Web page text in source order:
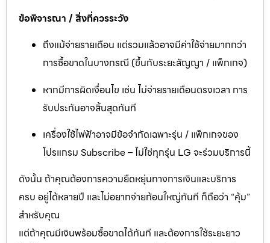
ข้อพิจารณา / สิ่งที่ควรระวัง
ถึงแม้จ่ายรายเดือน แต่รวมแล้วอาจมีค่าใช้จ่ายมากกว่า
การซื้อขาดในบางกรณี (ขึ้นกับระยะสัญญา / แพ็กเกจ)
หากมีการผิดเงื่อนไข เช่น ไม่จ่ายรายเดือนตรงเวลา การ
รับประกันอาจสิ้นสุดทันที
เครื่องใช้ไฟฟ้าอาจมีข้อจำกัดเฉพาะรุ่น / แพ็กเกจของ
โปรแกรม Subscribe – ไม่ใช่ทุกรุ่น LG จะร่วมบริการนี้
ดังนั้น ถ้าคุณต้องการความยืดหยุ่นทางการเงินและบริการ
ครบ อยู่ได้หลายปี และไม่อยากจ่ายก้อนใหญ่ทันที ก็ถือว่า “คุ้ม”
สำหรับคุณ
แต่ถ้าคุณมีเงินพร้อมซื้อขาดได้ทันที และต้องการใช้ระยะยาว